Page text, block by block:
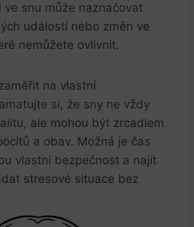
snu​ může naznačovat
událostí nebo změn ve
‍nemůžete ovlivnit.
na ⁢vlastní
si, že sny ne⁤ vždy
ale mohou být zrcadlem
a obav. Možná je čas
vlastní bezpečnost a najít
stresové situace bez